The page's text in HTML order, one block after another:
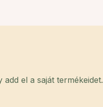
el a saját termékeidet.